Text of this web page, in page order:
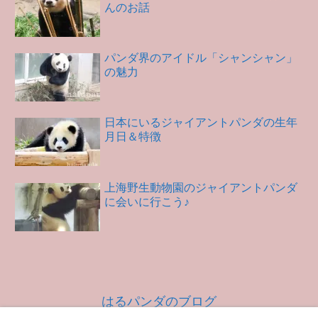
んのお話
パンダ界のアイドル「シャンシャン」
の魅力
日本にいるジャイアントパンダの生年
月日＆特徴
上海野生動物園のジャイアントパンダ
に会いに行こう♪
はるパンダのブログ